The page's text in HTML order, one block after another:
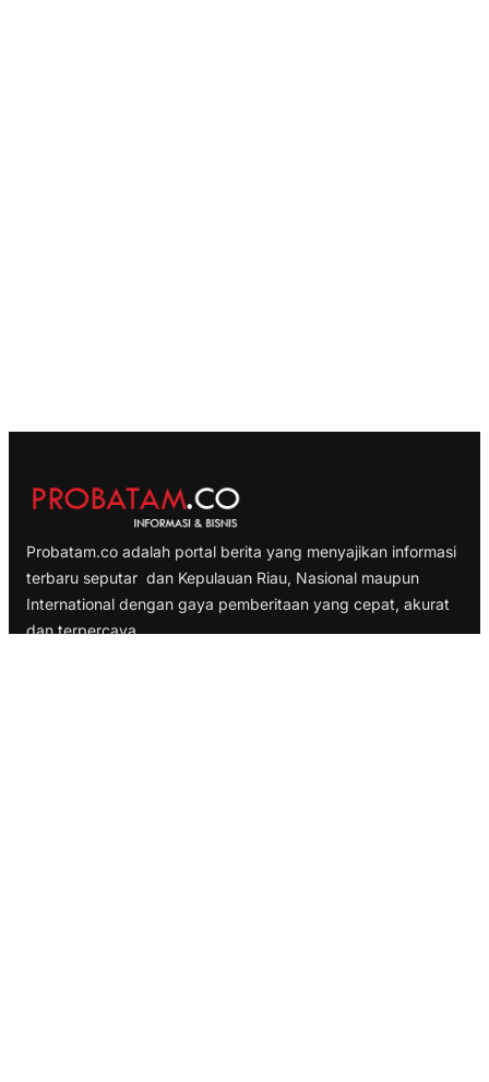
Probatam.co adalah portal berita yang menyajikan informasi
terbaru seputar dan Kepulauan Riau, Nasional maupun
International dengan gaya pemberitaan yang cepat, akurat
dan terpercaya